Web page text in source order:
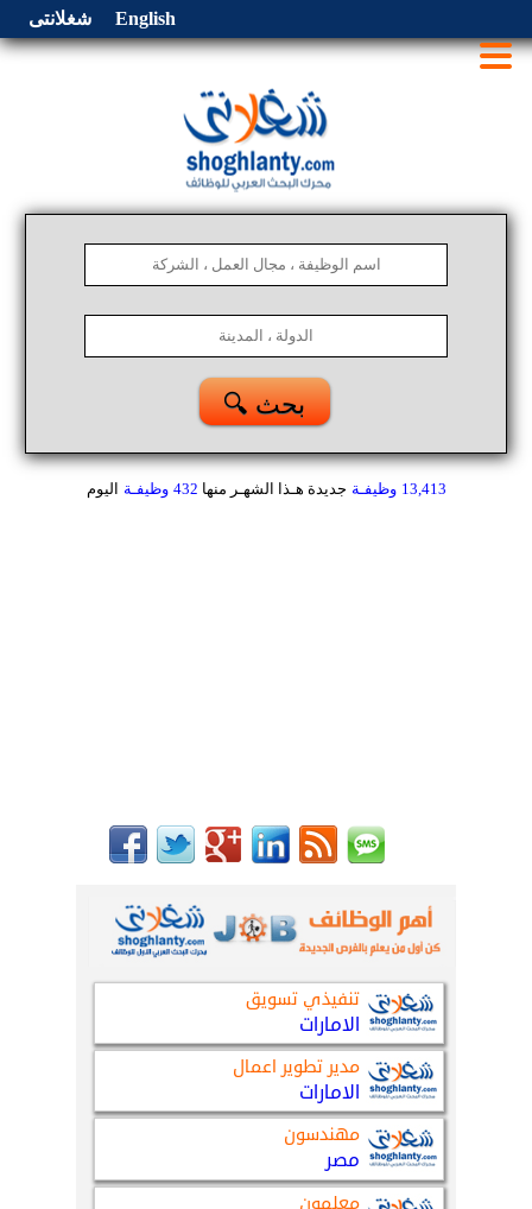
شغلانتى English
🔍 بحث
13,413 وظيفـة جديدة هـذا الشهـر منها 432 وظيفـة اليوم